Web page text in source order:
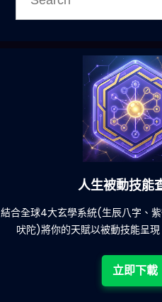
人生被動技能
結合全球4大玄學系統(生辰八字、
吠陀)將你的天賦以被動技能呈
立即下載